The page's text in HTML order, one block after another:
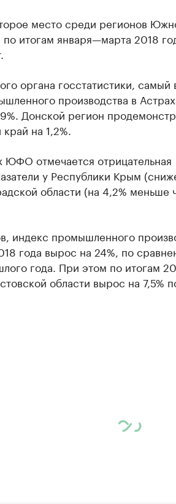
место среди регионов
итогам января—марта 2018
органа госстатистики, самый
производства в
Донской регион
на 1,2%.
ЮФО отмечается отрицательная
у Республики Крым
области (на 4,2% меньше
индекс промышленного
года вырос на 24%, по
года. При этом по итогам
области вырос на 7,5%